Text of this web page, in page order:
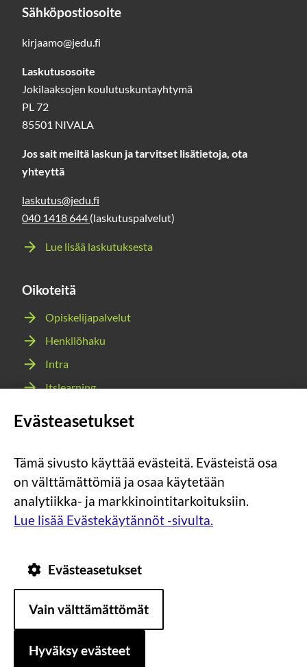
Sähköpostiosoite
kirjaamo@jedu.fi
Laskutusosoite
Jokilaaksojen koulutuskuntayhtymä
PL 72
85501 NIVALA
Jos sait meiltä laskun ja tarvitset lisätietoja, ota
yhteyttä
laskutus@jedu.fi
040 1418 644 (laskutuspalvelut)
Lue lisää laskutuksesta
Oikoteitä
Opiskelijapalvelut
Henkilöhaku
Intra
Itslearning
Sosiaalinen
media:
instagram
Sosiaalinen
media:
facebook
Sosiaalinen
media:
youtube
Sosiaalinen
media:
snapchat
Tietosuoja
Evästeasetukset
Tämä sivusto käyttää evästeitä. Evästeistä osa
on välttämättömiä ja osaa käytetään
analytiikka- ja markkinointitarkoituksiin.
Lue lisää Evästekäytännöt -sivulta.
Evästeasetukset
Vain välttämättömät
Hyväksy evästeet